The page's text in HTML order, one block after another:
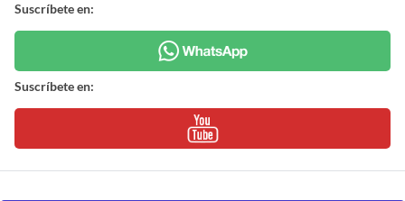
Suscríbete en:
Suscríbete en: